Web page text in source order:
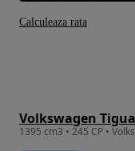
Volkswagen
Calculeaza rata